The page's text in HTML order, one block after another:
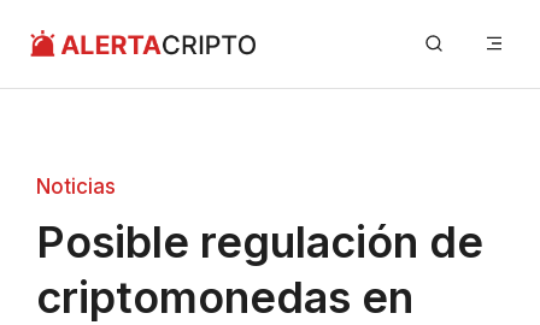
contenido
Noticias
Posible regulación de
criptomonedas en